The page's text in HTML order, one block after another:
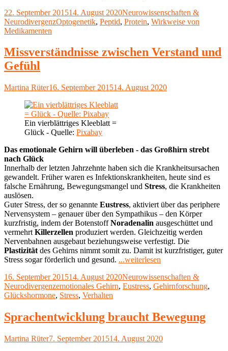
durch
Peptid-
Veröffentlicht
am
22. September 201514. August 2020Kategorien
Neurowissenschaften &
NeurodivergenzSchlagwörter
Optogenetik, Peptid, Protein, Wirkweise von
Medikamenten
Missverständnisse zwischen Verstand und
Gefühl
Autor
Martina RüterVeröffentlicht
16. September 201514. August 2020
Ein vierblättriges Kleeblatt =
Glück - Quelle: Pixabay
Das emotionale Gehirn will überleben - das Großhirn strebt
nach Glück
Innerhalb der letzten Jahrzehnte haben sich die Krankheitsursachen
gewandelt. Früher waren es Infektionskrankheiten, heute sind es
falsche Ernährung, Bewegungsmangel und Stress, die Krankheiten
auslösen.
Guter Stress, der so genannte Eustress, aktiviert über das periphere
Nervensystem – genauer über den Sympathikus – den Körper
kurzfristig, indem der BotenstoffNoradenalin ausgeschüttet und
vermehrt Killerzellen produziert werden. Gleichzeitig werden
Nervenbahnen ausgebaut beziehungsweise verfestigt. Die
Plastizität des Gehirns nimmt somit zu. Damit ist kurzfristiger, guter
Stress sogar förderlich und gesund. ...weiterlesen
Verstand
und
Veröffentlicht
am
16. September 201514. August 2020Kategorien
Neurowissenschaften &
NeurodivergenzSchlagwörter
emotionales Gehirn, Eustress, Gehirnforschung,
Glückshormone, Stress, Verhalten
Sprachentwicklung braucht Bewegung
Autor
Martina RüterVeröffentlicht
7. September 201514. August 2020